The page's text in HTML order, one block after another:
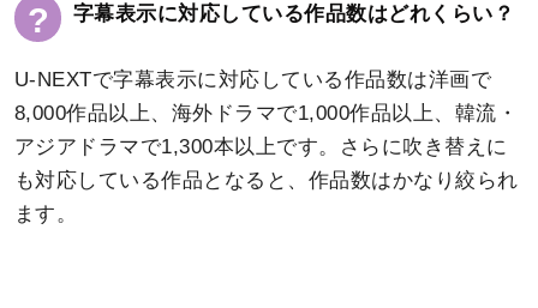
? 字幕表示に対応している作品数はどれくらい？
U-NEXTで字幕表示に対応している作品数は洋画で
8,000作品以上、海外ドラマで1,000作品以上、韓流・
アジアドラマで1,300本以上です。さらに吹き替えに
も対応している作品となると、作品数はかなり絞られ
ます。